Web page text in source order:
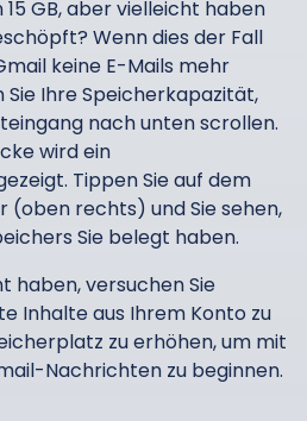
GB, aber vielleicht haben
Wenn dies der Fall
keine E-Mails mehr
Ihre Speicherkapazität,
nach unten scrollen.
wird ein
Tippen Sie auf dem
(oben rechts) und Sie sehen,
Sie belegt haben.
haben, versuchen Sie
Inhalte aus Ihrem Konto zu
zu erhöhen, um mit
Nachrichten zu beginnen.